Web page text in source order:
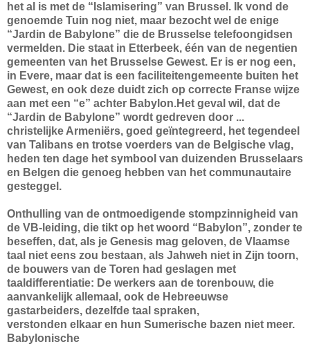
het al is met de “Islamisering” van Brussel. Ik vond de
genoemde Tuin nog niet, maar bezocht wel de enige
“Jardin de Babylone” die de Brusselse telefoongidsen
vermelden. Die staat in Etterbeek, één van de negentien
gemeenten van het Brusselse Gewest. Er is er nog een,
in Evere, maar dat is een faciliteitengemeente buiten het
Gewest, en ook deze duidt zich op correcte Franse wijze
aan met een “e” achter Babylon.Het geval wil, dat de
“Jardin de Babylone” wordt gedreven door ...
christelijke Armeniërs, goed geïntegreerd, het tegendeel
van Talibans en trotse voerders van de Belgische vlag,
heden ten dage het symbool van duizenden Brusselaars
en Belgen die genoeg hebben van het communautaire
gesteggel.
Onthulling van de ontmoedigende stompzinnigheid van
de VB-leiding, die tikt op het woord “Babylon”, zonder te
beseffen, dat, als je Genesis mag geloven, de Vlaamse
taal niet eens zou bestaan, als Jahweh niet in Zijn toorn,
de bouwers van de Toren had geslagen met
taaldifferentiatie: De werkers aan de torenbouw, die
aanvankelijk allemaal, ook de Hebreeuwse
gastarbeiders, dezelfde taal spraken,
verstonden elkaar en hun Sumerische bazen niet meer.
Babylonische